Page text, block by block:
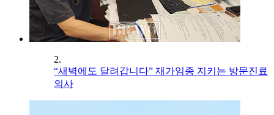
2.
“새벽에도 달려갑니다” 재가임종 지키는 방문진료
의사